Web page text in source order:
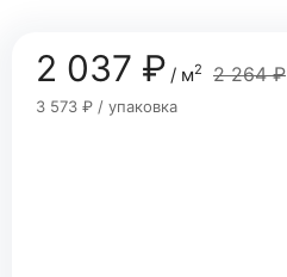
2 037 ₽/ м2 2 264 ₽
3 573 ₽ / упаковка